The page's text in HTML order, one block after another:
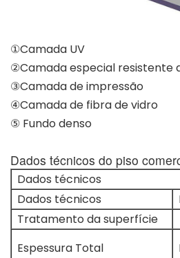
①Camada UV
②Camada especial resistente
③Camada de impressão
④Camada de fibra de vidro
⑤ Fundo denso
Dados técnicos do piso
Dados técnicos
Dados técnicos
Tratamento da superfície
Espessura Total